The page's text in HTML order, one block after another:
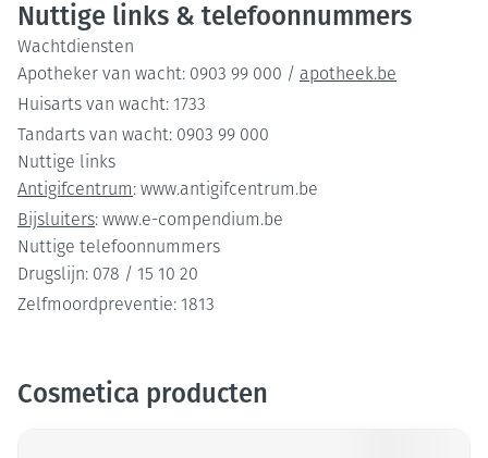
te verzekeren is hierbij het rechtstreekse advies van een
apotheker vereist.
Nuttige links & telefoonnummers
Wachtdiensten
Apotheker van wacht: 0903 99 000 / apotheek.be
Huisarts van wacht: 1733
Tandarts van wacht: 0903 99 000
Nuttige links
Antigifcentrum: www.antigifcentrum.be
Bijsluiters: www.e-compendium.be
Nuttige telefoonnummers
Drugslijn: 078 / 15 10 20
Zelfmoordpreventie: 1813
Cosmetica producten